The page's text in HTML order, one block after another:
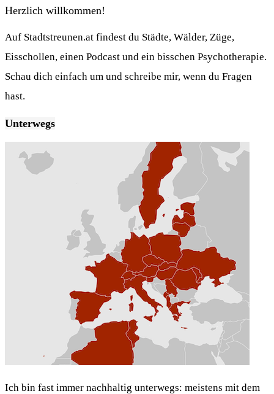
Herzlich willkommen!
Auf Stadtstreunen.at findest du Städte, Wälder, Züge,
Eisschollen, einen Podcast und ein bisschen Psychotherapie.
Schau dich einfach um und schreibe mir, wenn du Fragen
hast.
Unterwegs
Ich bin fast immer nachhaltig unterwegs: meistens mit dem